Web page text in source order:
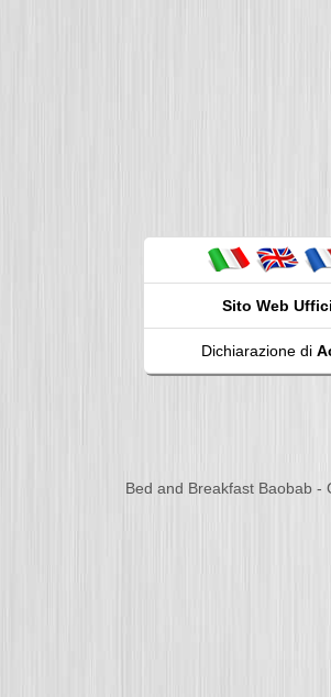
Sito Web
Dichiarazione di
Bed and Breakfast Baobab -